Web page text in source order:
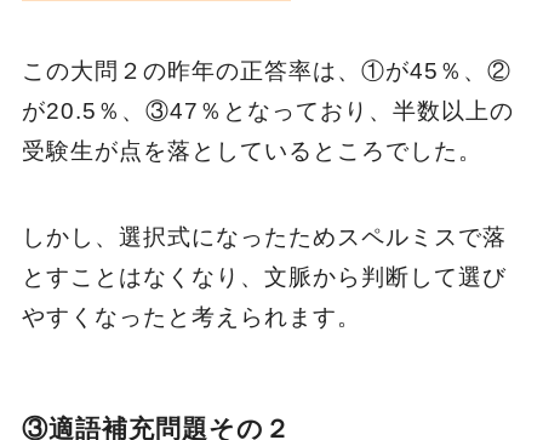
この大問２の昨年の正答率は、①が45％、②
が20.5％、③47％となっており、半数以上の
受験生が点を落としているところでした。
しかし、選択式になったためスペルミスで落
とすことはなくなり、文脈から判断して選び
やすくなったと考えられます。
③適語補充問題その２